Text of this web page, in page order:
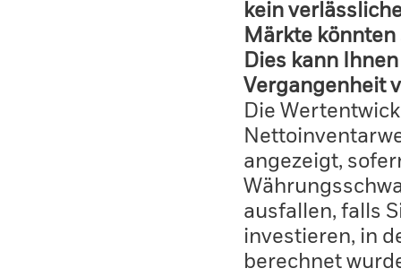
kein
Märkte
Dies kann
Vergangenheit
Die
angezeigt,
ausfallen, falls
investieren, in
berechnet